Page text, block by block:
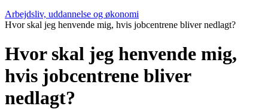
Arbejdsliv, uddannelse og økonomi
Hvor skal jeg henvende mig, hvis jobcentrene bliver nedlagt?
Hvor skal jeg henvende mig,
hvis jobcentrene bliver
nedlagt?